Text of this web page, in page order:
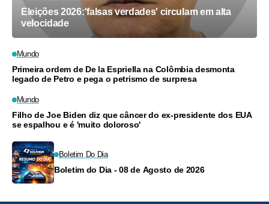
Eleições 2026:'falsas verdades' circulam em alta
velocidade
Mundo
Primeira ordem de De la Espriella na Colômbia desmonta
legado de Petro e pega o petrismo de surpresa
Mundo
Filho de Joe Biden diz que câncer do ex-presidente dos EUA
se espalhou e é 'muito doloroso'
Boletim Do Dia
Boletim do Dia - 08 de Agosto de 2026